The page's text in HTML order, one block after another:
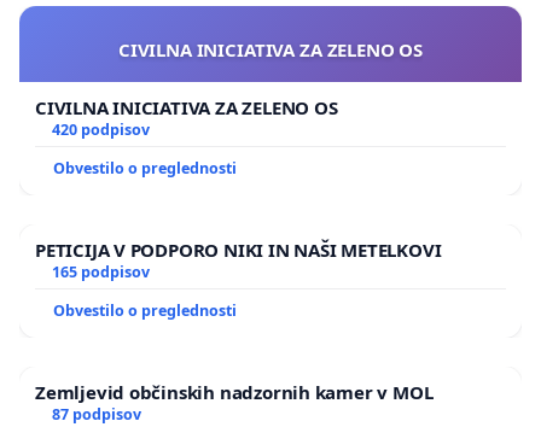
CIVILNA INICIATIVA ZA ZELENO OS
CIVILNA INICIATIVA ZA ZELENO OS
420 podpisov
Obvestilo o preglednosti
PETICIJA V PODPORO NIKI IN NAŠI METELKOVI
165 podpisov
Obvestilo o preglednosti
Zemljevid občinskih nadzornih kamer v MOL
87 podpisov